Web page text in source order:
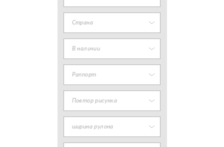
Страна
В наличии
Раппорт
Повтор рисунка
ширина рулона